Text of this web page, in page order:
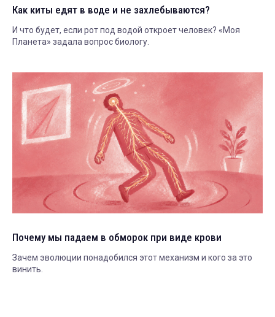
Как киты едят в воде и не захлебываются?
И что будет, если рот под водой откроет человек? «Моя
Планета» задала вопрос биологу.
Почему мы падаем в обморок при виде крови
Зачем эволюции понадобился этот механизм и кого за это
винить.